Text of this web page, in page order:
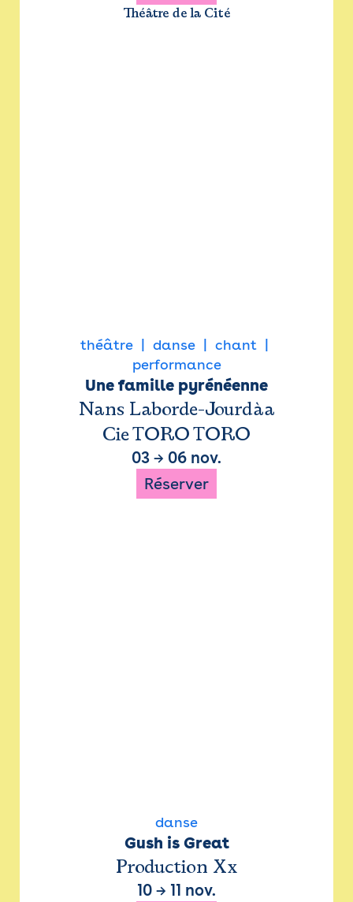
Théâtre de la Cité
théâtre danse
chant
performance
Une famille pyrénéenne
Nans Laborde-Jourdàa
Cie TORO TORO
03 → 06 nov.
Réserver
danse
Gush is Great
Production Xx
10 → 11 nov.